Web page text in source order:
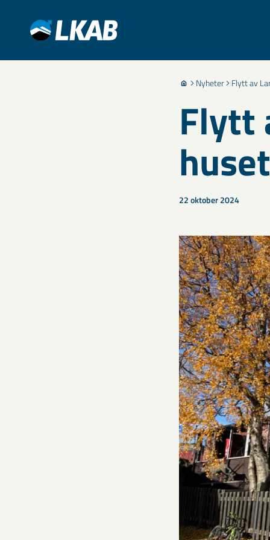
Nyheter Flytt av
Flytt
22 oktober 2024